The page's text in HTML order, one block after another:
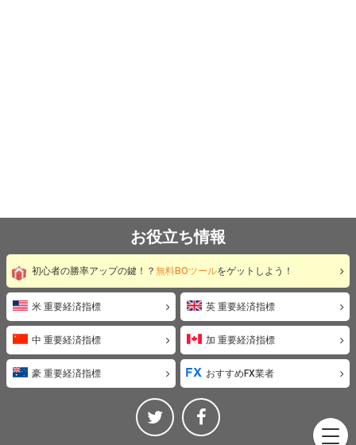
お役立ち情報
初心者の勝率アップの鍵！？ 無料BOツールをゲットしよう！
米 重要経済指標 英 重要経済指標
中 重要経済指標 加 重要経済指標
豪 重要経済指標 おすすめFX業者